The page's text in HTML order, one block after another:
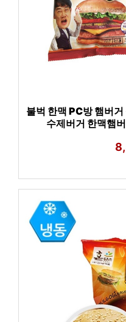
불벅 한맥 PC방 햄버
수제버거 한맥햄